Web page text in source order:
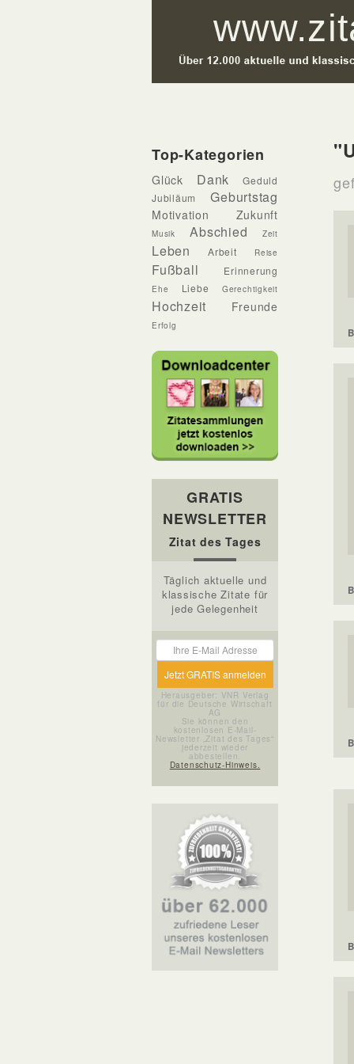
Top-Kategorien
Glück Dank
Geduld
Jubiläum
Geburtstag
Motivation Zukunft
Musik Abschied Zeit
Leben Arbeit Reise
Fußball Erinnerung
Ehe Liebe Gerechtigkeit
Hochzeit Freunde
Erfolg
GRATIS
NEWSLETTER
Zitat des Tages
Täglich aktuelle und
klassische Zitate für
jede Gelegenheit
Herausgeber: VNR Verlag
für die Deutsche Wirtschaft
AG
Sie können den
kostenlosen E-Mail-
Newsletter „Zitat des Tages“
jederzeit wieder
abbestellen.
Datenschutz-Hinweis.